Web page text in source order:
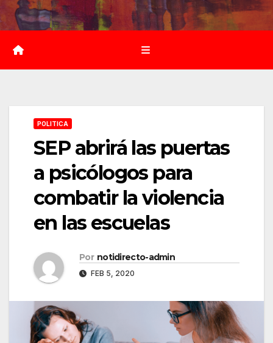
Saltar
al
contenido
POLITICA
SEP abrirá las puertas
a psicólogos para
combatir la violencia
en las escuelas
Por notidirecto-admin
FEB 5, 2020